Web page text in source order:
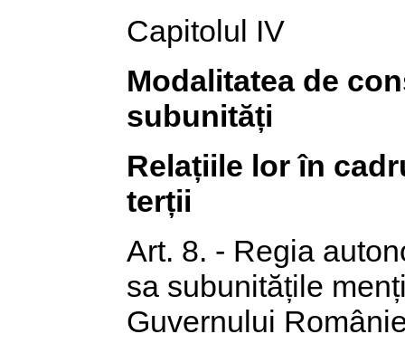
Capitolul IV
Modalitatea de
subunități
Relațiile lor în
terții
Art. 8. - Regia
sa subunitățile
Guvernului